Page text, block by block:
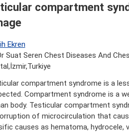
compartment
Ekren
Suat Seren Chest Diseases And
compartment syndrome is a
Compartment syndrome is a
body. Testicular compartment
of microcirculation that
causes as hematoma,